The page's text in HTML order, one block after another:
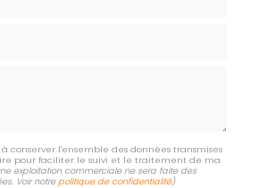
conserver l'ensemble des données transmises
pour faciliter le suivi et le traitement de ma
exploitation commerciale ne sera faite des
Voir notrepolitique de confidentialité)